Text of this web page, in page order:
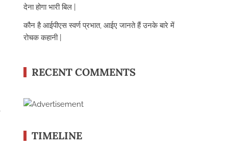
देना होगा भारी बिल |
कौन है आईपीएस स्वर्ण प्रभात, आईए जानते हैं उनके बारे में
रोचक कहानी |
RECENT COMMENTS
TIMELINE